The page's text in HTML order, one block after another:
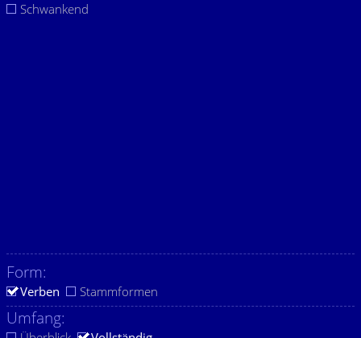
Schwankend
Form:
Verben Stammformen
Umfang: